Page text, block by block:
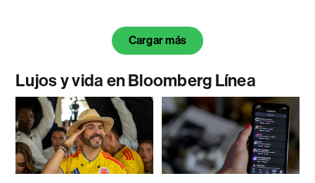
Cargar más
Lujos y vida en Bloomberg Línea